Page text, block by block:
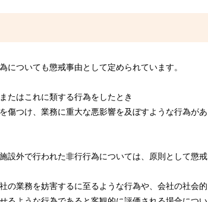
ついても懲戒事由として定められています。
たはこれに類する行為をしたとき
傷つけ、業務に重大な悪影響を及ぼすような行為があ
設外で行われた非行行為については、原則として懲戒
の業務を妨害するに至るような行為や、会社の社会的